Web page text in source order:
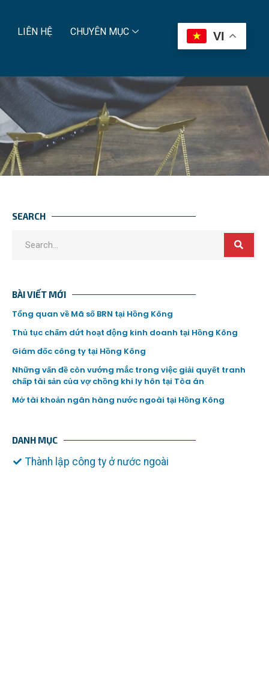
LIÊN HỆ CHUYÊN MỤC VI
SEARCH
BÀI VIẾT MỚI
Tổng quan về Mã số BRN tại Hồng Kông
Thủ tục chấm dứt hoạt động kinh doanh tại Hồng Kông
Giám đốc công ty tại Hồng Kông
Những vấn đề còn vướng mắc trong việc giải quyết tranh
chấp tài sản của vợ chồng khi ly hôn tại Tòa án
Mở tài khoản ngân hàng nước ngoài tại Hồng Kông
DANH MỤC
Thành lập công ty ở nước ngoài